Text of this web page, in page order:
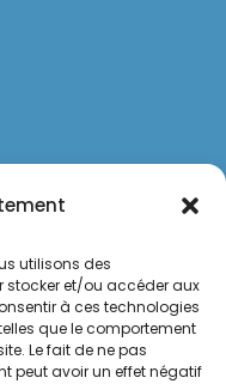
utilisons des
stocker et/ou accéder aux
à ces technologies
que le comportement
Le fait de ne pas
peut avoir un effet négatif